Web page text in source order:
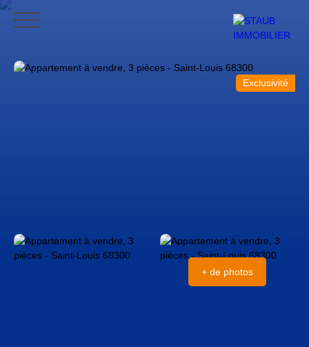
ACCUEIL ACHETER VENDRE NOS AVIS CONTACT
Exclusivité
+ de photos